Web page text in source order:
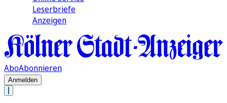
Leserbriefe
Anzeigen
AboAbonnieren
Anmelden